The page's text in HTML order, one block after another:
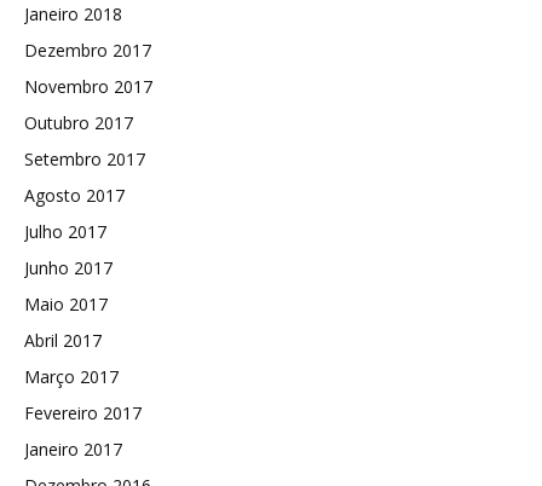
Janeiro 2018
Dezembro 2017
Novembro 2017
Outubro 2017
Setembro 2017
Agosto 2017
Julho 2017
Junho 2017
Maio 2017
Abril 2017
Março 2017
Fevereiro 2017
Janeiro 2017